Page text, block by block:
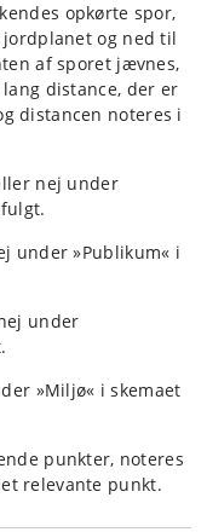
opkørte spor,
og ned til
af sporet jævnes,
distance, der er
distancen noteres i
nej under
under »Publikum« i
under
»Miljø« i skemaet
punkter, noteres
relevante punkt.